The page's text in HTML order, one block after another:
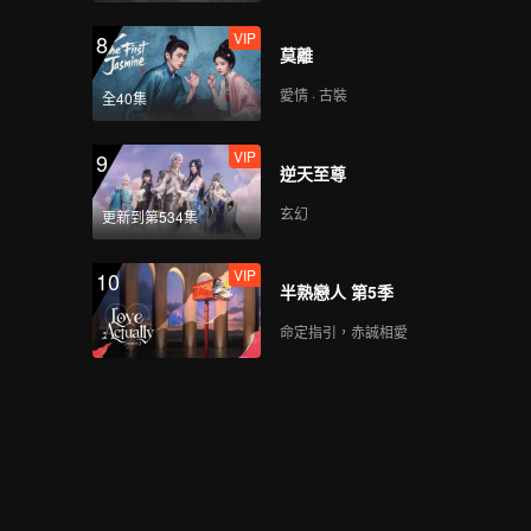
8
全40集
VIP
莫離
愛情 · 古裝
9
更新到第534集
VIP
逆天至尊
玄幻
10 VIP
半熟戀人 第5季
命定指引，赤誠相愛